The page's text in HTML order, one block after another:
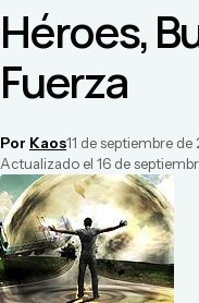
Héroes,
Fuerza
Por Kaos11 de septiembre
Actualizado el 16 de